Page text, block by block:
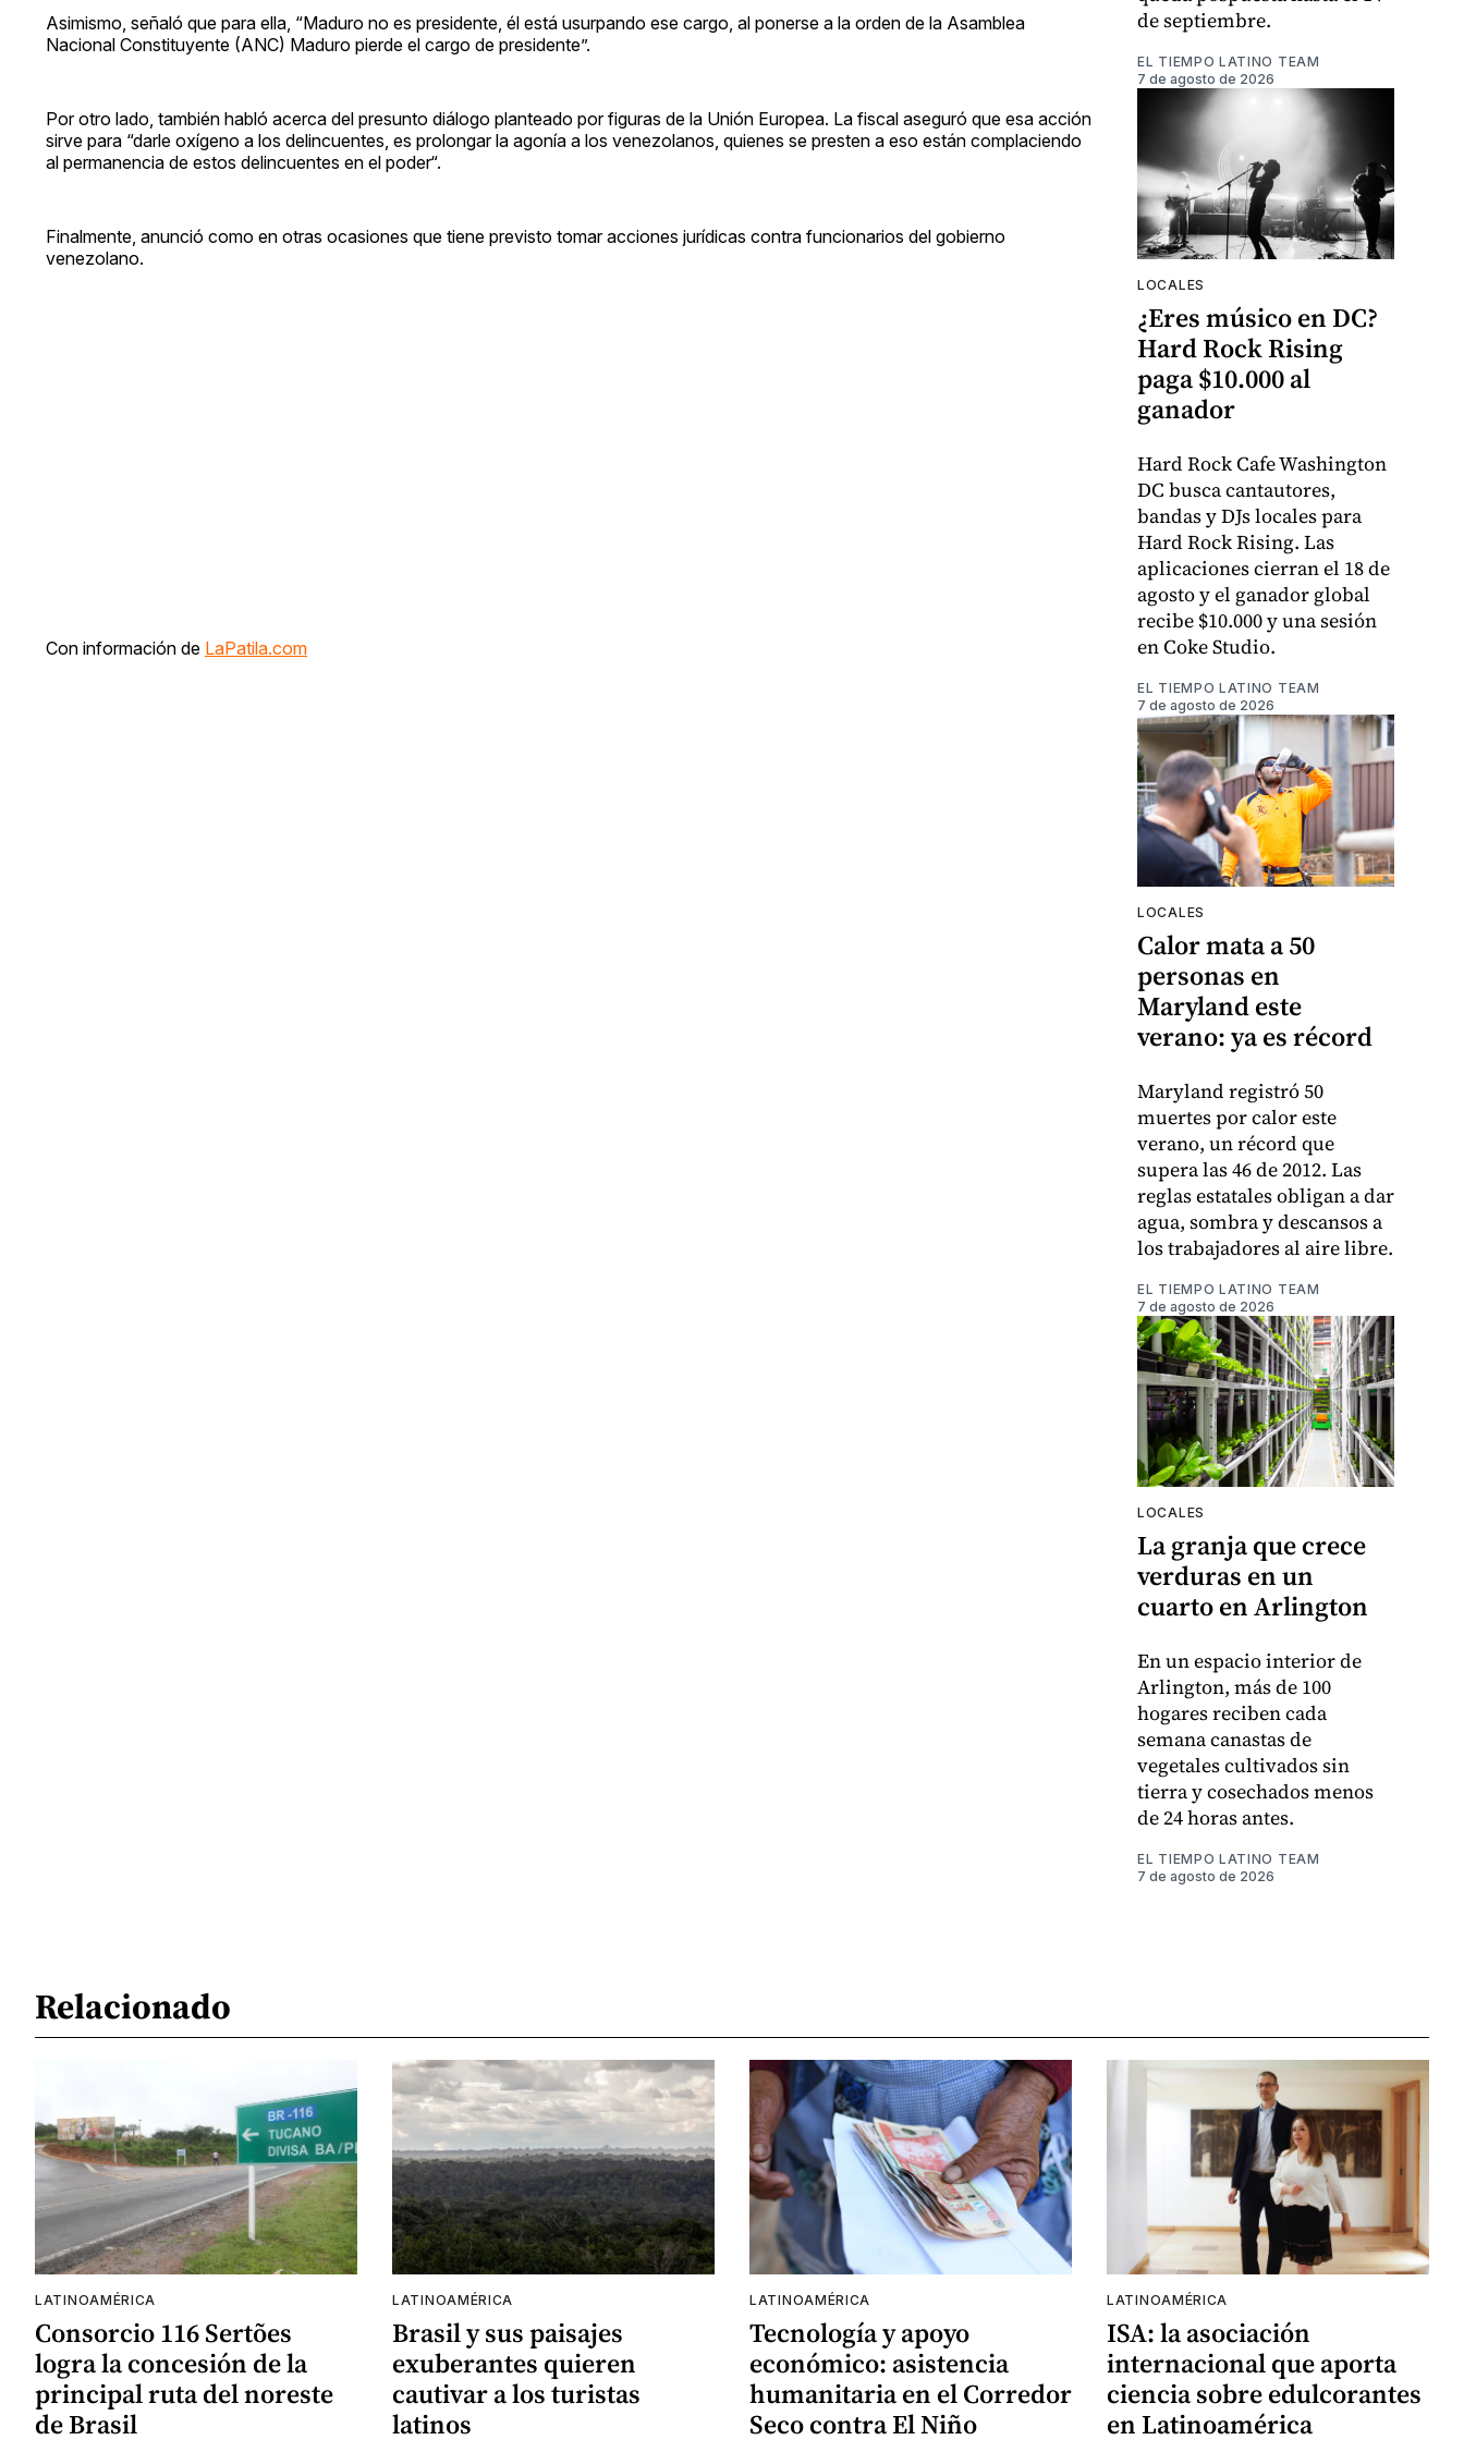
Asimismo, señaló que para ella, “Maduro no es presidente, él está usurpando ese cargo, al ponerse a la orden de la Asamblea
Nacional Constituyente (ANC) Maduro pierde el cargo de presidente”.
Por otro lado, también habló acerca del presunto diálogo planteado por figuras de la Unión Europea. La fiscal aseguró que esa acción
sirve para “darle oxígeno a los delincuentes, es prolongar la agonía a los venezolanos, quienes se presten a eso están complaciendo
al permanencia de estos delincuentes en el poder“.
Finalmente, anunció como en otras ocasiones que tiene previsto tomar acciones jurídicas contra funcionarios del gobierno
venezolano.
Con información de LaPatila.com
de septiembre.
EL TIEMPO LATINO TEAM
7 de agosto de 2026
LOCALES
¿Eres músico en DC?
Hard Rock Rising
paga $10.000 al
ganador
Hard Rock Cafe Washington
DC busca cantautores,
bandas y DJs locales para
Hard Rock Rising. Las
aplicaciones cierran el 18 de
agosto y el ganador global
recibe $10.000 y una sesión
en Coke Studio.
EL TIEMPO LATINO TEAM
7 de agosto de 2026
LOCALES
Calor mata a 50
personas en
Maryland este
verano: ya es récord
Maryland registró 50
muertes por calor este
verano, un récord que
supera las 46 de 2012. Las
reglas estatales obligan a dar
agua, sombra y descansos a
los trabajadores al aire libre.
EL TIEMPO LATINO TEAM
7 de agosto de 2026
LOCALES
La granja que crece
verduras en un
cuarto en Arlington
En un espacio interior de
Arlington, más de 100
hogares reciben cada
semana canastas de
vegetales cultivados sin
tierra y cosechados menos
de 24 horas antes.
EL TIEMPO LATINO TEAM
7 de agosto de 2026
Relacionado
LATINOAMÉRICA
Consorcio 116 Sertões
logra la concesión de la
principal ruta del noreste
de Brasil
LATINOAMÉRICA
Brasil y sus paisajes
exuberantes quieren
cautivar a los turistas
latinos
LATINOAMÉRICA
Tecnología y apoyo
económico: asistencia
humanitaria en el Corredor
Seco contra El Niño
LATINOAMÉRICA
ISA: la asociación
internacional que aporta
ciencia sobre edulcorantes
en Latinoamérica